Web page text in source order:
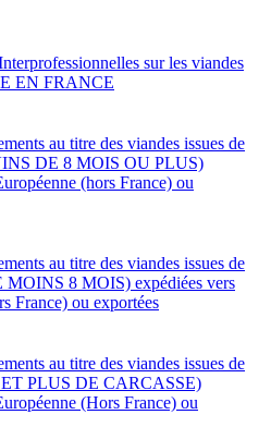
sur les viandes
EN FRANCE
au titre des viandes issues de
DE 8 MOIS OU PLUS)
(hors France) ou
au titre des viandes issues de
8 MOIS) expédiées vers
France) ou exportées
au titre des viandes issues de
PLUS DE CARCASSE)
(Hors France) ou